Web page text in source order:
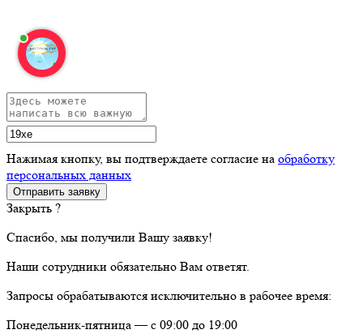
Нажимая кнопку, вы подтверждаете согласие на обработку
персональных данных
Закрыть ?
Спасибо, мы получили Вашу заявку!
Наши сотрудники обязательно Вам ответят.
Запросы обрабатываются исключительно в рабочее время:
Понедельник-пятница — с 09:00 до 19:00